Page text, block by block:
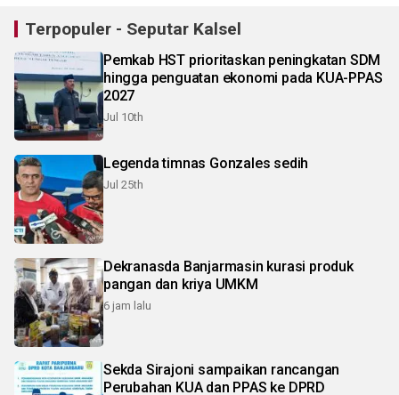
Terpopuler - Seputar Kalsel
Pemkab HST prioritaskan peningkatan SDM
hingga penguatan ekonomi pada KUA-PPAS
2027
Jul 10th
Legenda timnas Gonzales sedih
Jul 25th
Dekranasda Banjarmasin kurasi produk
pangan dan kriya UMKM
6 jam lalu
Sekda Sirajoni sampaikan rancangan
Perubahan KUA dan PPAS ke DPRD